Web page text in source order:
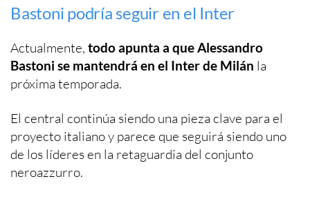
Bastoni podría seguir en el Inter
Actualmente, todo apunta a que Alessandro
Bastoni se mantendrá en el Inter de Milán la
próxima temporada.
El central continúa siendo una pieza clave para el
proyecto italiano y parece que seguirá siendo uno
de los líderes en la retaguardia del conjunto
neroazzurro.